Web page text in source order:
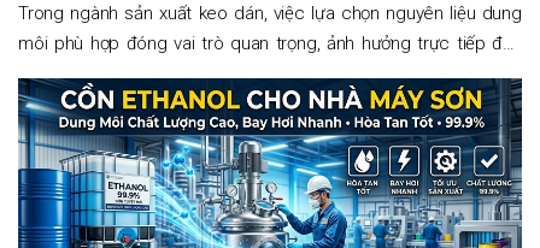
Trong ngành sản xuất keo dán, việc lựa chọn nguyên liệu dung
môi phù hợp đóng vai trò quan trọng, ảnh hưởng trực tiếp đến
chất lượng thành phẩm, tốc độ bay hơi, khả năng hòa tan và hiệu
quả sản xuất. Trong số